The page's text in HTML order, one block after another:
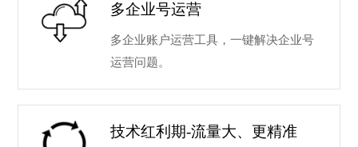
多企业号运营
多企业账户运营工具，一键解决企业号
运营问题。
技术红利期-流量大、更精准